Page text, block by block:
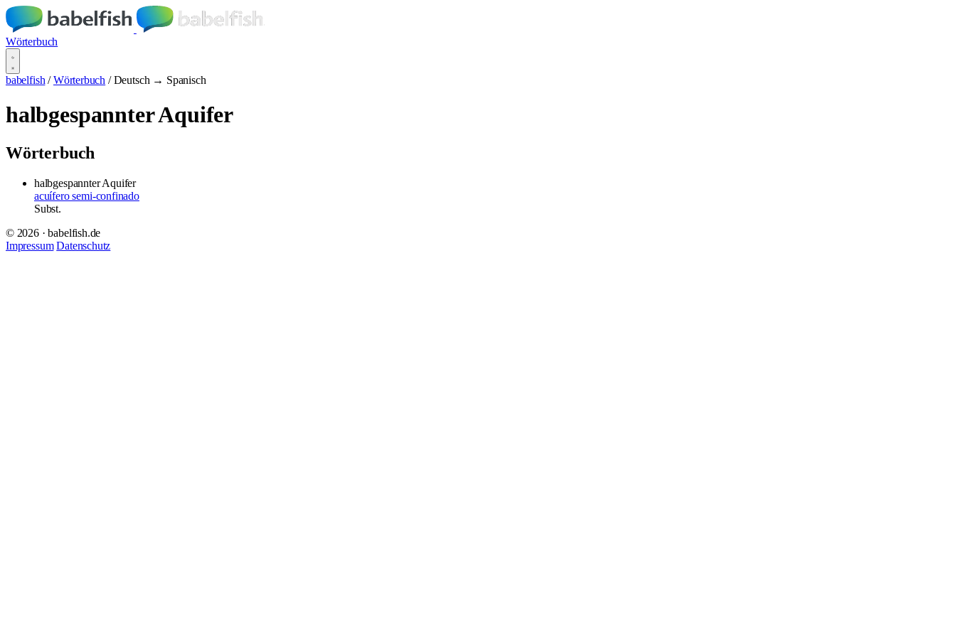
Wörterbuch
babelfish / Wörterbuch / Deutsch → Spanisch
halbgespannter Aquifer
Wörterbuch
halbgespannter Aquifer
acuífero semi-confinado
Subst.
© 2026 · babelfish.de
Impressum Datenschutz